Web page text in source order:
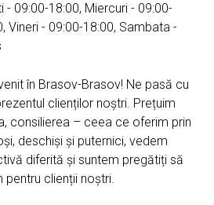
- 09:00-18:00, Miercuri - 09:00-
Vineri - 09:00-18:00, Sambata -
în Brasov-Brasov! Ne pasă cu
clienților noștri. Prețuim
consilierea – ceea ce oferim prin
deschiși și puternici, vedem
diferită și suntem pregătiți să
clienții noștri.